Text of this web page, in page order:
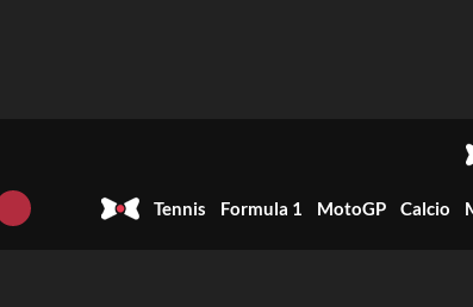
Tennis Formula 1 MotoGP Calcio